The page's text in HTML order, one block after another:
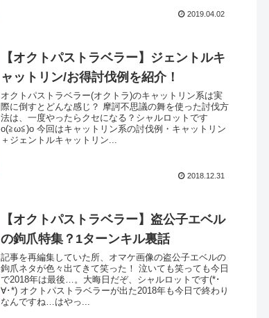
2019.04.02
【オクトパストラベラー】ジェントルキ
ャットリン/お得討伐例を紹介！
オクトパストラベラー(オクトラ)のキャットリン系は実
際に倒すとどんな感じ？ 摩訶不思議の舞を使った討伐方
法は、一度やったらクセになる？シャルロットです
o(≧ω≦)o 今回はキャットリン系の討伐例・キャットリン
＋ジェントルキャットリン...
2018.12.31
【オクトパストラベラー】盗公子エベル
の鉤爪特集？1ターンキル裏話
記事を再編集していた所、オマケ画像の盗公子エベルの
鉤爪ネタが色々出てきて笑った！ 泣いても笑っても今日
で2018年は最後…。大晦日だぞ、シャルロットです(*･
∀･*) オクトパストラベラーが出た2018年も今日で終わり
なんですね…はやっ...